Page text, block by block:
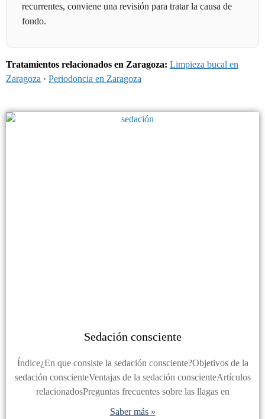
recurrentes, conviene una revisión para tratar la causa de
fondo.
Tratamientos relacionados en Zaragoza: Limpieza bucal en
Zaragoza · Periodoncia en Zaragoza
Sedación consciente
Índice¿En que consiste la sedación consciente?Objetivos de la
sedación conscienteVentajas de la sedación conscienteArtículos
relacionadosPreguntas frecuentes sobre las llagas en
Saber más »